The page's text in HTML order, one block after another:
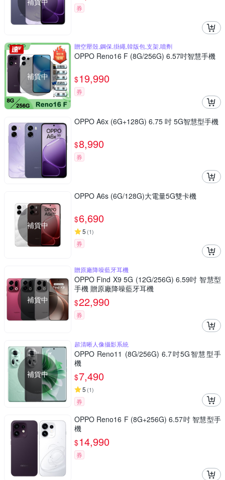
券
補貨中
贈空壓殼,鋼保,掛繩,韓版包,支架,噴劑
OPPO Reno16 F (8G/256G) 6.57吋智慧手機
$19,990
券
OPPO A6x (6G+128G) 6.75 吋 5G智慧型手機
$8,990
券
補貨中
OPPO A6s (6G/128G)大電量5G雙卡機
$6,690
5 (1)
券
補貨中
贈原廠降噪藍牙耳機
OPPO Find X9 5G (12G/256G) 6.59吋 智慧型
手機 贈原廠降噪藍牙耳機
$22,990
券
補貨中
超清晰人像攝影系統
OPPO Reno11 (8G/256G) 6.7吋5G智慧型手
機
$7,490
5 (1)
券
OPPO Reno16 F (8G+256G) 6.57吋 智慧型手
機
$14,990
券